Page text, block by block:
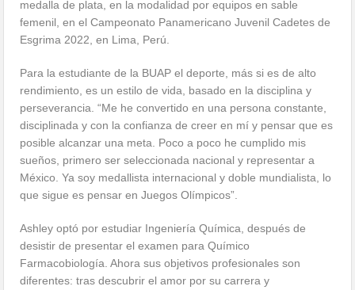
medalla de plata, en la modalidad por equipos en sable
femenil, en el Campeonato Panamericano Juvenil Cadetes de
Esgrima 2022, en Lima, Perú.
Para la estudiante de la BUAP el deporte, más si es de alto
rendimiento, es un estilo de vida, basado en la disciplina y
perseverancia. “Me he convertido en una persona constante,
disciplinada y con la confianza de creer en mí y pensar que es
posible alcanzar una meta. Poco a poco he cumplido mis
sueños, primero ser seleccionada nacional y representar a
México. Ya soy medallista internacional y doble mundialista, lo
que sigue es pensar en Juegos Olímpicos”.
Ashley optó por estudiar Ingeniería Química, después de
desistir de presentar el examen para Químico
Farmacobiología. Ahora sus objetivos profesionales son
diferentes: tras descubrir el amor por su carrera y